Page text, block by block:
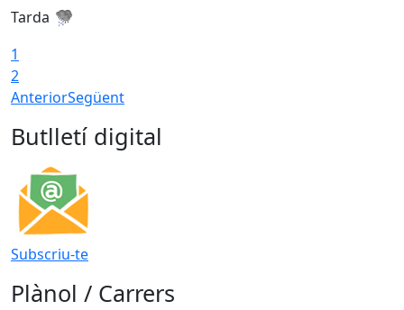
Tarda
1
2
AnteriorSegüent
Butlletí digital
Subscriu-te
Plànol / Carrers